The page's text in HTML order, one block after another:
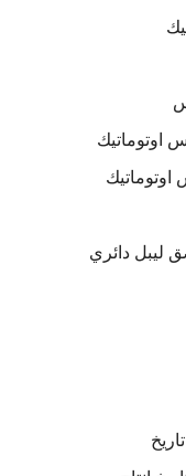
اوتوماتيك
ليبل دائري